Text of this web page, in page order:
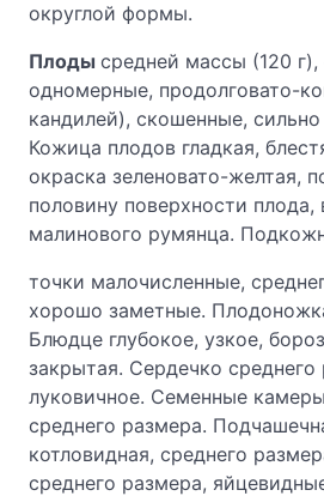
округлой формы.
Плоды средней массы (120 г),
одномерные, продолговато-
кандилей), скошенные,
Кожица плодов гладкая,
окраска зеленовато-желтая,
половину поверхности
малинового румянца.
точки малочисленные,
хорошо заметные.
Блюдце глубокое, узкое,
закрытая. Сердечко среднего
луковичное. Семенные
среднего размера.
котловидная, среднего
среднего размера,